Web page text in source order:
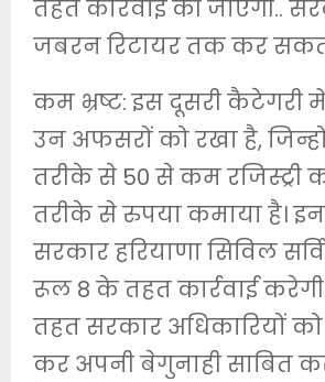
तहत कार्रवाई की जाएगी..
जबरन रिटायर तक कर
कम भ्रष्ट: इस दूसरी कैटेगरी
उन अफसरों को रखा है,
तरीके से 50 से कम रजिस्ट्री
तरीके से रुपया कमाया है।
सरकार हरियाणा सिविल
रूल 8 के तहत कार्रवाई
तहत सरकार अधिकारियों को
कर अपनी बेगुनाही साबित